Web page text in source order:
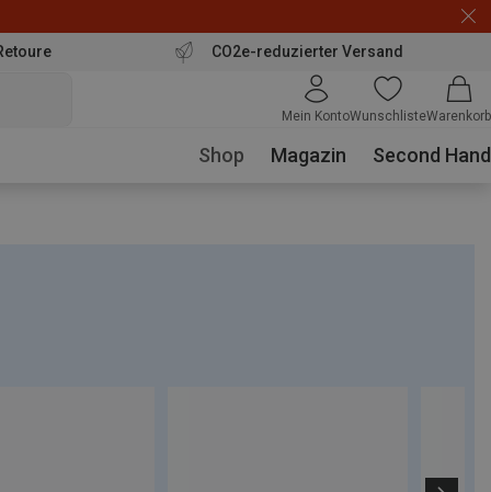
CO2e-reduzierter Versand
Mein KontoWunschlisteWarenkorb
Shop Magazin Second Hand